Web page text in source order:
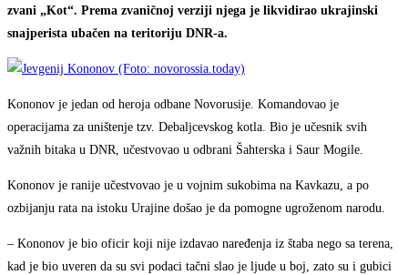
zvani „Kot“. Prema zvaničnoj verziji njega je likvidirao ukrajinski
snajperista ubačen na teritoriju DNR-a.
Kononov je jedan od heroja odbane Novorusije. Komandovao je
operacijama za uništenje tzv. Debaljcevskog kotla. Bio je učesnik svih
važnih bitaka u DNR, učestvovao u odbrani Šahterska i Saur Mogile.
Kononov je ranije učestvovao je u vojnim sukobima na Kavkazu, a po
ozbijanju rata na istoku Urajine došao je da pomogne ugroženom narodu.
– Kononov je bio oficir koji nije izdavao naređenja iz štaba nego sa terena,
kad je bio uveren da su svi podaci tačni slao je ljude u boj, zato su i gubici